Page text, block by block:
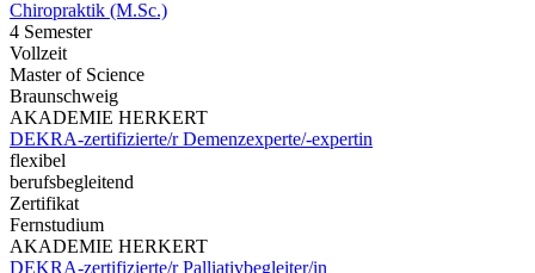
Chiropraktik (M.Sc.)
4 Semester
Vollzeit
Master of Science
Braunschweig
AKADEMIE HERKERT
DEKRA-zertifizierte/r Demenzexperte/-expertin
flexibel
berufsbegleitend
Zertifikat
Fernstudium
AKADEMIE HERKERT
DEKRA-zertifizierte/r Palliativbegleiter/in